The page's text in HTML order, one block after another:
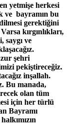
yetmişe herkesi
ve bayramın bu
gerektiğini
kırgınlıkları,
saygı ve
şehri
pekiştireceğiz.
inşallah.
Bu manada,
olan tüm
için her türlü
Bayramı